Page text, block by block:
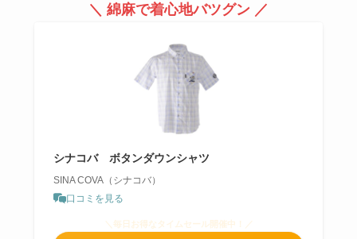
＼ 綿麻で着心地バツグン ／
シナコバ ボタンダウンシャツ
SINA COVA（シナコバ）
口コミを見る
＼毎日お得なタイムセール開催中！／